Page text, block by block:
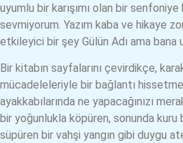
uyumlu bir karışımı olan bir
sevmiyorum. Yazım kaba ve hikaye
etkileyici bir şey Gülün Adı ama bana
Bir kitabın sayfalarını çevirdikçe,
mücadeleleriyle bir bağlantı
ayakkabılarında ne yapacağınızı
bir yoğunlukla köpüren, sonunda kuru
süpüren bir vahşi yangın gibi duygu